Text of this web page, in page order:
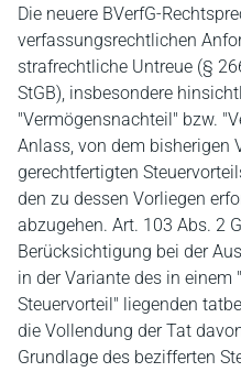
Die neuere BVerfG-
verfassungsrechtlichen
strafrechtliche Untreue (§
StGB), insbesondere
"Vermögensnachteil" bzw.
Anlass, von dem bisherigen
gerechtfertigten
den zu dessen Vorliegen
abzugehen. Art. 103 Abs. 2
Berücksichtigung bei der
in der Variante des in einem
Steuervorteil" liegenden
die Vollendung der Tat
Grundlage des bezifferten